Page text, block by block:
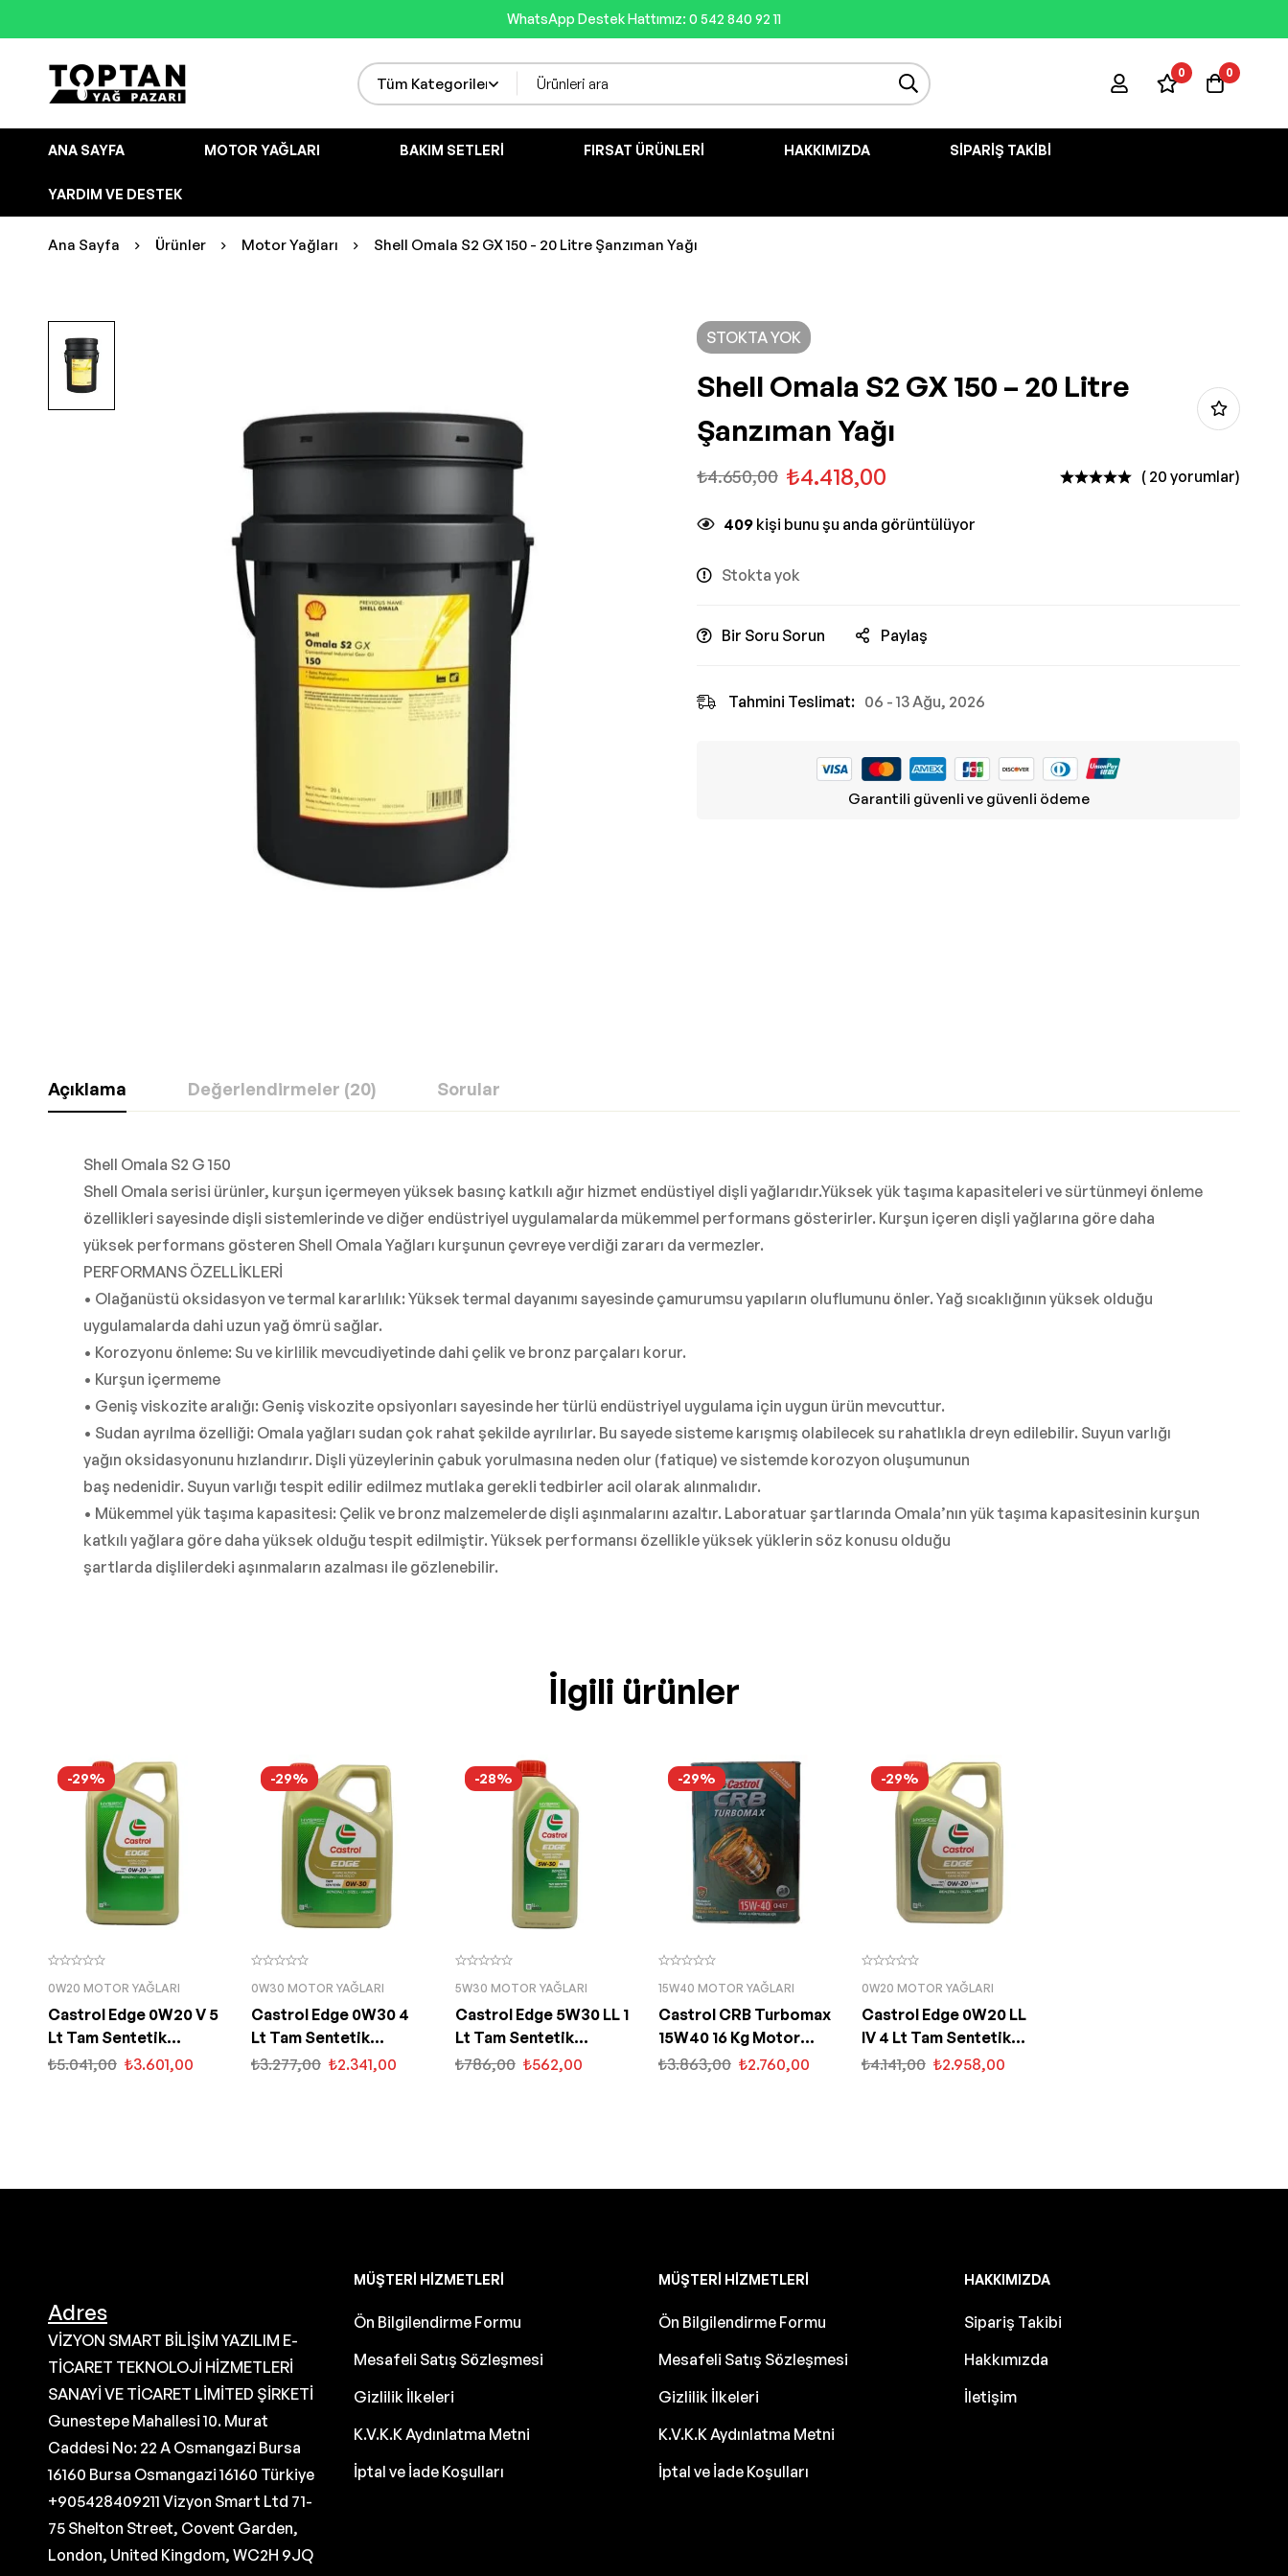
WhatsApp Destek Hattımız: 0 542 840 92 11
0 0
ANA SAYFA MOTOR YAĞLARI BAKIM SETLERI FIRSAT ÜRÜNLERI HAKKIMIZDA SIPARIŞ TAKIBI
YARDIM VE DESTEK
Ana Sayfa Ürünler Motor Yağları Shell Omala S2 GX 150 - 20 Litre Şanzıman Yağı
STOKTA YOK
Shell Omala S2 GX 150 – 20 Litre
Şanzıman Yağı
₺4.650,00 ₺4.418,00 ( 20 yorumlar)
409 kişi bunu şu anda görüntülüyor
Stokta yok
Bir Soru Sorun Paylaş
Tahmini Teslimat: 06 - 13 Ağu, 2026
Garantili güvenli ve güvenli ödeme
Açıklama Değerlendirmeler (20) Sorular
Shell Omala S2 G 150
Shell Omala serisi ürünler, kurşun içermeyen yüksek basınç katkılı ağır hizmet endüstiyel dişli yağlarıdır.Yüksek yük taşıma kapasiteleri ve sürtünmeyi önleme
özellikleri sayesinde dişli sistemlerinde ve diğer endüstriyel uygulamalarda mükemmel performans gösterirler. Kurşun içeren dişli yağlarına göre daha
yüksek performans gösteren Shell Omala Yağları kurşunun çevreye verdiği zararı da vermezler.
PERFORMANS ÖZELLİKLERİ
• Olağanüstü oksidasyon ve termal kararlılık: Yüksek termal dayanımı sayesinde çamurumsu yapıların oluflumunu önler. Yağ sıcaklığının yüksek olduğu
uygulamalarda dahi uzun yağ ömrü sağlar.
• Korozyonu önleme: Su ve kirlilik mevcudiyetinde dahi çelik ve bronz parçaları korur.
• Kurşun içermeme
• Geniş viskozite aralığı: Geniş viskozite opsiyonları sayesinde her türlü endüstriyel uygulama için uygun ürün mevcuttur.
• Sudan ayrılma özelliği: Omala yağları sudan çok rahat şekilde ayrılırlar. Bu sayede sisteme karışmış olabilecek su rahatlıkla dreyn edilebilir. Suyun varlığı
yağın oksidasyonunu hızlandırır. Dişli yüzeylerinin çabuk yorulmasına neden olur (fatique) ve sistemde korozyon oluşumunun
baş nedenidir. Suyun varlığı tespit edilir edilmez mutlaka gerekli tedbirler acil olarak alınmalıdır.
• Mükemmel yük taşıma kapasitesi: Çelik ve bronz malzemelerde dişli aşınmalarını azaltır. Laboratuar şartlarında Omala’nın yük taşıma kapasitesinin kurşun
katkılı yağlara göre daha yüksek olduğu tespit edilmiştir. Yüksek performansı özellikle yüksek yüklerin söz konusu olduğu
şartlarda dişlilerdeki aşınmaların azalması ile gözlenebilir.
İlgili ürünler
-29%
0W20 MOTOR YAĞLARI
Castrol Edge 0W20 V 5
Lt Tam Sentetik
Partiküllü Motor Yağı
₺5.041,00 ₺3.601,00
-29%
0W30 MOTOR YAĞLARI
Castrol Edge 0W30 4
Lt Tam Sentetik
Partiküllü Motor Yağı
₺3.277,00 ₺2.341,00
-28%
5W30 MOTOR YAĞLARI
Castrol Edge 5W30 LL 1
Lt Tam Sentetik
Partiküllü Motor Yağı
₺786,00 ₺562,00
-29%
15W40 MOTOR YAĞLARI
Castrol CRB Turbomax
15W40 16 Kg Motor
Yağı
₺3.863,00 ₺2.760,00
-29%
0W20 MOTOR YAĞLARI
Castrol Edge 0W20 LL
IV 4 Lt Tam Sentetik
Partiküllü Motor Yağı
₺4.141,00 ₺2.958,00
Adres
VİZYON SMART BİLİŞİM YAZILIM E-
TİCARET TEKNOLOJİ HİZMETLERİ
SANAYİ VE TİCARET LİMİTED ŞİRKETİ
Gunestepe Mahallesi 10. Murat
Caddesi No: 22 A Osmangazi Bursa
16160 Bursa Osmangazi 16160 Türkiye
+905428409211 Vizyon Smart Ltd 71-
75 Shelton Street, Covent Garden,
London, United Kingdom, WC2H 9JQ
MÜŞTERI HIZMETLERI
Ön Bilgilendirme Formu
Mesafeli Satış Sözleşmesi
Gizlilik İlkeleri
K.V.K.K Aydınlatma Metni
İptal ve İade Koşulları
MÜŞTERI HIZMETLERI
Ön Bilgilendirme Formu
Mesafeli Satış Sözleşmesi
Gizlilik İlkeleri
K.V.K.K Aydınlatma Metni
İptal ve İade Koşulları
HAKKIMIZDA
Sipariş Takibi
Hakkımızda
İletişim